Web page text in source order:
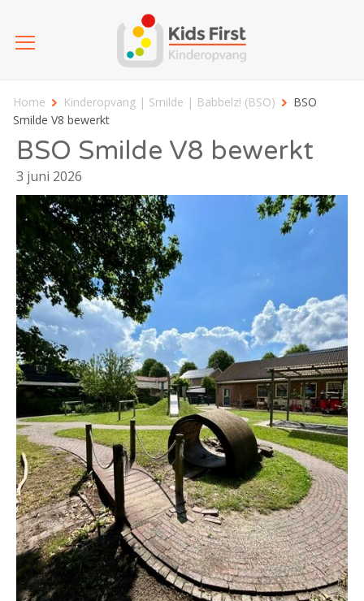
Home Kinderopvang | Smilde | Babbelz! (BSO)
BSO
Smilde V8 bewerkt
BSO Smilde V8 bewerkt
3 juni 2026